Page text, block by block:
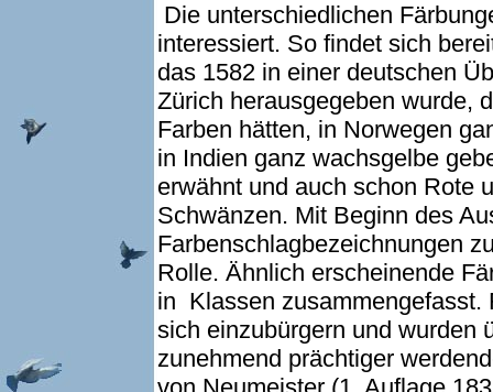
Die unterschiedlichen
interessiert. So findet sich
das 1582 in einer deutschen
Zürich herausgegeben wurde,
Farben hätten, in Norwegen
in Indien ganz wachsgelbe
erwähnt und auch schon Rote
Schwänzen. Mit Beginn des
Farbenschlagbezeichnungen
Rolle. Ähnlich erscheinende
in Klassen zusammengefasst.
sich einzubürgern und wurden
zunehmend prächtiger